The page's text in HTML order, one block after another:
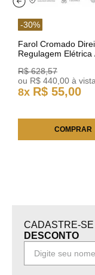
-30%
Farol Cromado
Regulagem Elétrica
R$ 628,57
ou R$ 440 00 à vista
8x R$ 55,00
COMPRAR
CADASTRE-
DESCONTO